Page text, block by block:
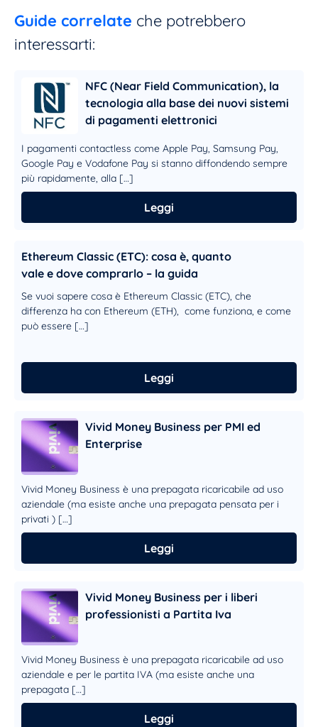
Guide correlate che potrebbero
interessarti:
NFC (Near Field Communication), la
tecnologia alla base dei nuovi sistemi
di pagamenti elettronici
I pagamenti contactless come Apple Pay, Samsung Pay,
Google Pay e Vodafone Pay si stanno diffondendo sempre
più rapidamente, alla […]
Leggi
Ethereum Classic (ETC): cosa è, quanto
vale e dove comprarlo – la guida
Se vuoi sapere cosa è Ethereum Classic (ETC), che
differenza ha con Ethereum (ETH), come funziona, e come
può essere […]
Leggi
Vivid Money Business per PMI ed
Enterprise
Vivid Money Business è una prepagata ricaricabile ad uso
aziendale (ma esiste anche una prepagata pensata per i
privati ) […]
Leggi
Vivid Money Business per i liberi
professionisti a Partita Iva
Vivid Money Business è una prepagata ricaricabile ad uso
aziendale e per le partita IVA (ma esiste anche una
prepagata […]
Leggi